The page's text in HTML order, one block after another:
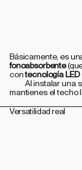
fonoabsorbente
con tecnología LED
mantienes el techo
Versatilidad real